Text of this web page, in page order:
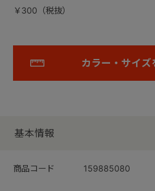
￥300（税抜）
カラー・サイズ
基本情報
商品コード 159885080